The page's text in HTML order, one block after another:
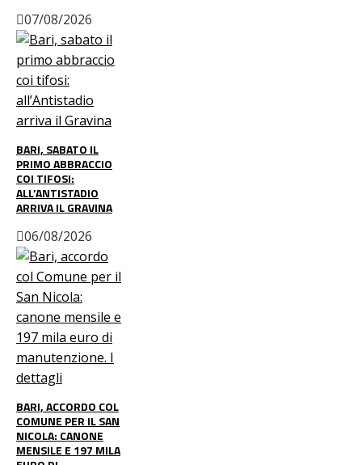
07/08/2026
BARI, SABATO IL
PRIMO ABBRACCIO
COI TIFOSI:
ALL’ANTISTADIO
ARRIVA IL GRAVINA
06/08/2026
BARI, ACCORDO COL
COMUNE PER IL SAN
NICOLA: CANONE
MENSILE E 197 MILA